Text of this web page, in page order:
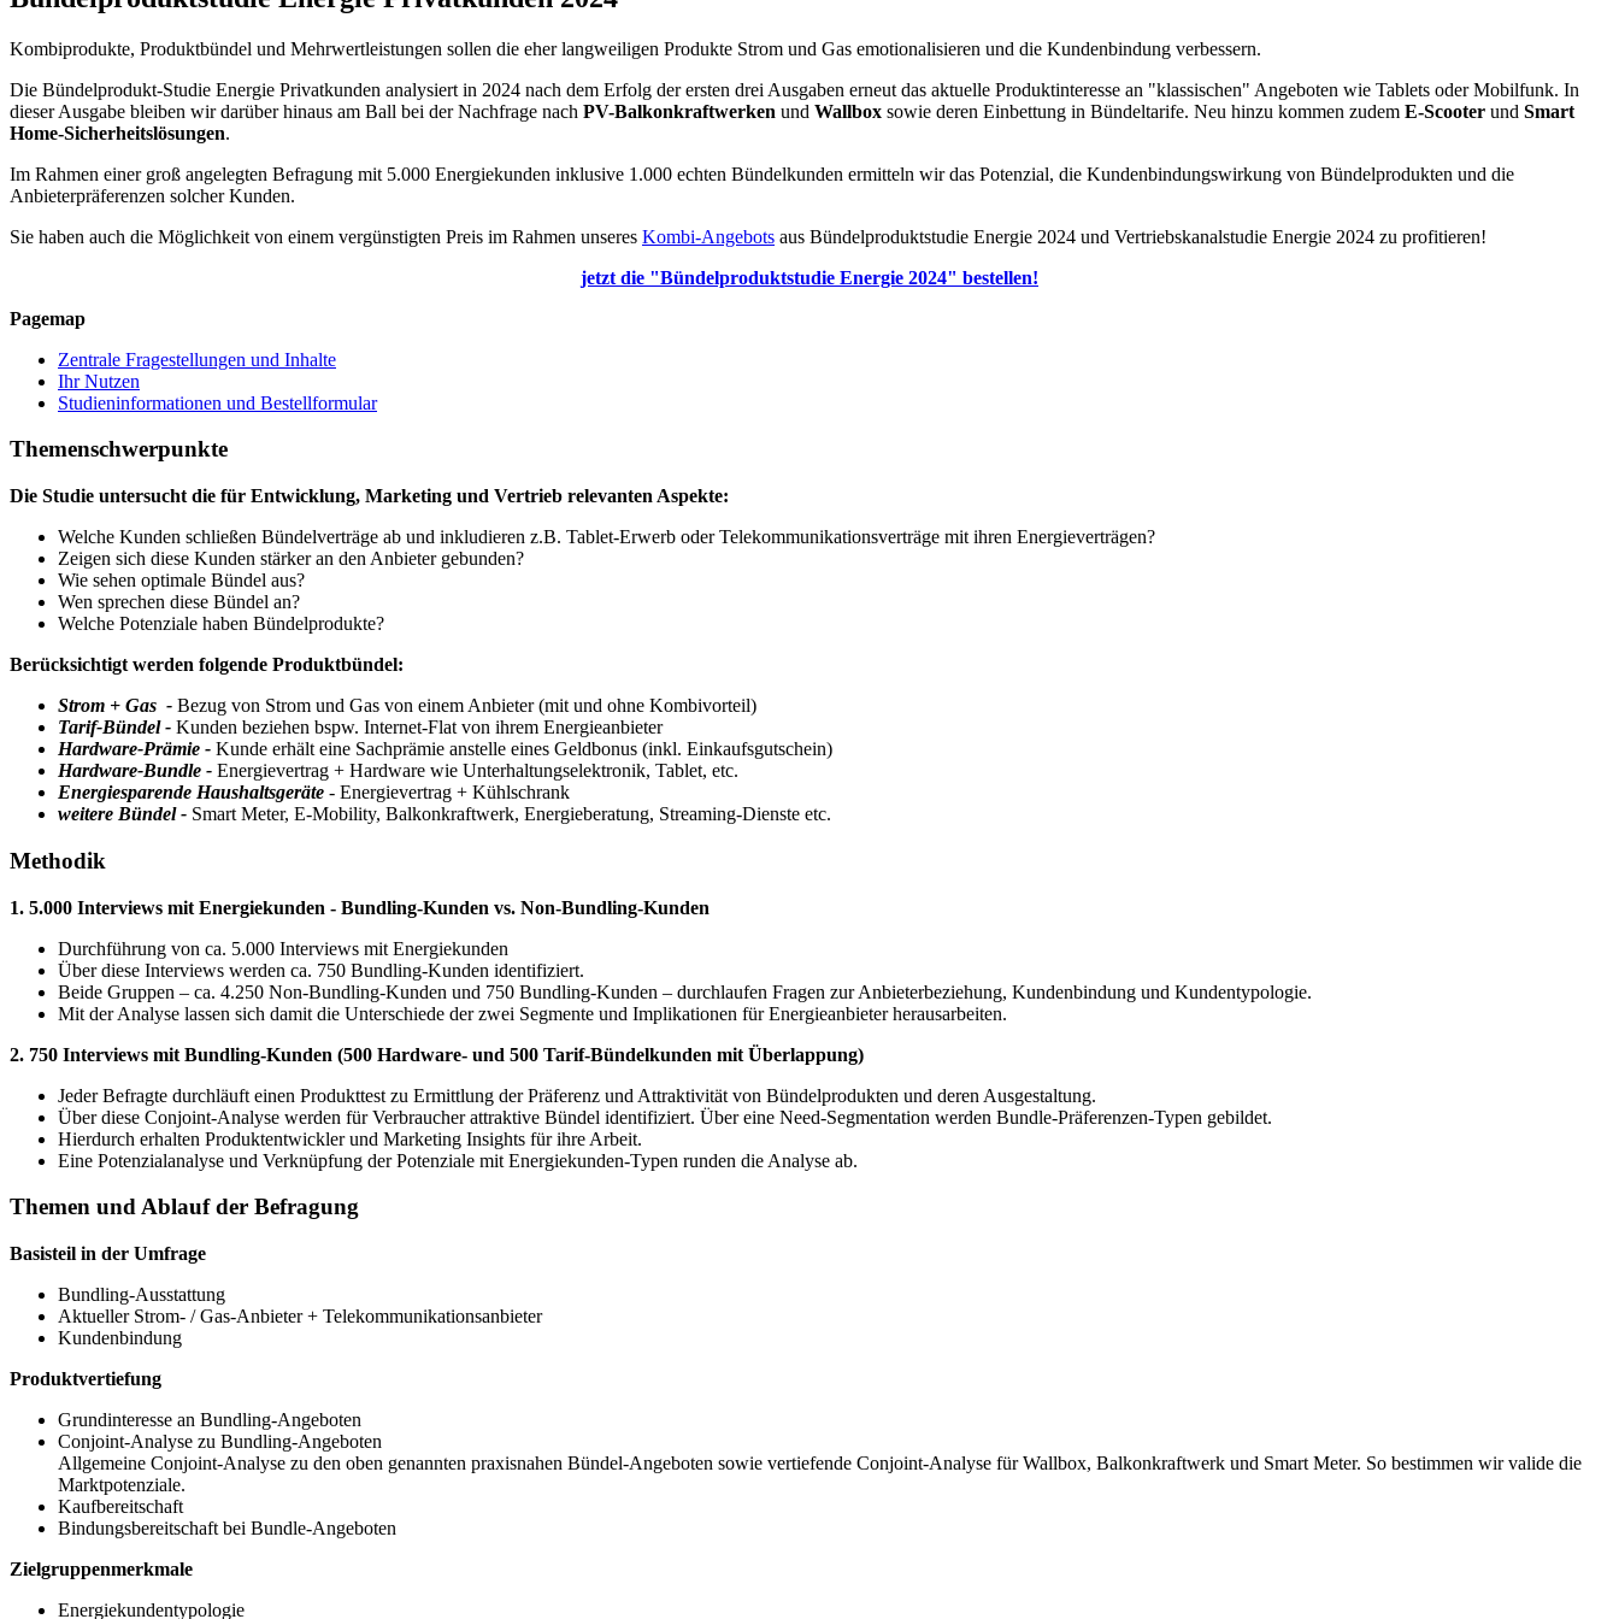
Kombiprodukte, Produktbündel und Mehrwertleistungen sollen die eher langweiligen Produkte Strom und Gas emotionalisieren und die Kundenbindung verbessern.
Die Bündelprodukt-Studie Energie Privatkunden analysiert in 2024 nach dem Erfolg der ersten drei Ausgaben erneut das aktuelle Produktinteresse an "klassischen" Angeboten wie Tablets oder Mobilfunk. In
dieser Ausgabe bleiben wir darüber hinaus am Ball bei der Nachfrage nach PV-Balkonkraftwerken und Wallbox sowie deren Einbettung in Bündeltarife. Neu hinzu kommen zudem E-Scooter und Smart
Home-Sicherheitslösungen.
Im Rahmen einer groß angelegten Befragung mit 5.000 Energiekunden inklusive 1.000 echten Bündelkunden ermitteln wir das Potenzial, die Kundenbindungswirkung von Bündelprodukten und die
Anbieterpräferenzen solcher Kunden.
Sie haben auch die Möglichkeit von einem vergünstigten Preis im Rahmen unseres Kombi-Angebots aus Bündelproduktstudie Energie 2024 und Vertriebskanalstudie Energie 2024 zu profitieren!
jetzt die "Bündelproduktstudie Energie 2024" bestellen!
Pagemap
Zentrale Fragestellungen und Inhalte
Ihr Nutzen
Studieninformationen und Bestellformular
Themenschwerpunkte
Die Studie untersucht die für Entwicklung, Marketing und Vertrieb relevanten Aspekte:
Welche Kunden schließen Bündelverträge ab und inkludieren z.B. Tablet-Erwerb oder Telekommunikationsverträge mit ihren Energieverträgen?
Zeigen sich diese Kunden stärker an den Anbieter gebunden?
Wie sehen optimale Bündel aus?
Wen sprechen diese Bündel an?
Welche Potenziale haben Bündelprodukte?
Berücksichtigt werden folgende Produktbündel:
Strom + Gas - Bezug von Strom und Gas von einem Anbieter (mit und ohne Kombivorteil)
Tarif-Bündel - Kunden beziehen bspw. Internet-Flat von ihrem Energieanbieter
Hardware-Prämie - Kunde erhält eine Sachprämie anstelle eines Geldbonus (inkl. Einkaufsgutschein)
Hardware-Bundle - Energievertrag + Hardware wie Unterhaltungselektronik, Tablet, etc.
Energiesparende Haushaltsgeräte - Energievertrag + Kühlschrank
weitere Bündel - Smart Meter, E-Mobility, Balkonkraftwerk, Energieberatung, Streaming-Dienste etc.
Methodik
1. 5.000 Interviews mit Energiekunden - Bundling-Kunden vs. Non-Bundling-Kunden
Durchführung von ca. 5.000 Interviews mit Energiekunden
Über diese Interviews werden ca. 750 Bundling-Kunden identifiziert.
Beide Gruppen – ca. 4.250 Non-Bundling-Kunden und 750 Bundling-Kunden – durchlaufen Fragen zur Anbieterbeziehung, Kundenbindung und Kundentypologie.
Mit der Analyse lassen sich damit die Unterschiede der zwei Segmente und Implikationen für Energieanbieter herausarbeiten.
2. 750 Interviews mit Bundling-Kunden (500 Hardware- und 500 Tarif-Bündelkunden mit Überlappung)
Jeder Befragte durchläuft einen Produkttest zu Ermittlung der Präferenz und Attraktivität von Bündelprodukten und deren Ausgestaltung.
Über diese Conjoint-Analyse werden für Verbraucher attraktive Bündel identifiziert. Über eine Need-Segmentation werden Bundle-Präferenzen-Typen gebildet.
Hierdurch erhalten Produktentwickler und Marketing Insights für ihre Arbeit.
Eine Potenzialanalyse und Verknüpfung der Potenziale mit Energiekunden-Typen runden die Analyse ab.
Themen und Ablauf der Befragung
Basisteil in der Umfrage
Bundling-Ausstattung
Aktueller Strom- / Gas-Anbieter + Telekommunikationsanbieter
Kundenbindung
Produktvertiefung
Grundinteresse an Bundling-Angeboten
Conjoint-Analyse zu Bundling-Angeboten
Allgemeine Conjoint-Analyse zu den oben genannten praxisnahen Bündel-Angeboten sowie vertiefende Conjoint-Analyse für Wallbox, Balkonkraftwerk und Smart Meter. So bestimmen wir valide die
Marktpotenziale.
Kaufbereitschaft
Bindungsbereitschaft bei Bundle-Angeboten
Zielgruppenmerkmale
Energiekundentypologie